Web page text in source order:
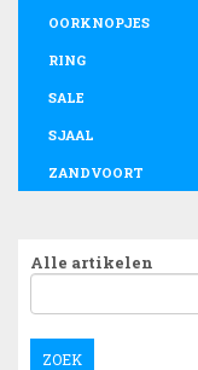
OORKNOPJES
RING
SALE
SJAAL
ZANDVOORT
Alle artikelen
ZOEK